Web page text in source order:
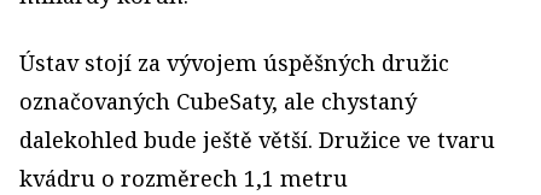
Ústav stojí za vývojem úspěšných družic
označovaných CubeSaty, ale chystaný
dalekohled bude ještě větší. Družice ve tvaru
kvádru o rozměrech 1,1 metru